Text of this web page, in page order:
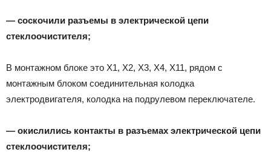
— соскочили разъемы в электрической цепи
стеклоочистителя;
В монтажном блоке это Х1, Х2, Х3, Х4, Х11, рядом с
монтажным блоком соединительная колодка
электродвигателя, колодка на подрулевом переключателе.
— окислились контакты в разъемах электрической цепи
стеклоочистителя;